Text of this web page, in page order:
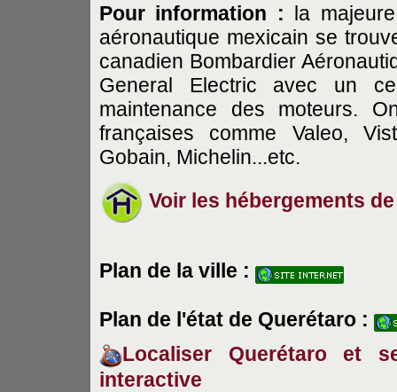
Pour information : la
aéronautique mexicain se
canadien Bombardier
General Electric avec un
maintenance des moteurs.
françaises comme Valeo,
Gobain, Michelin...etc.
Voir les hébergements
Plan de la ville :
Plan de l'état de Querétaro :
Localiser Querétaro et
interactive